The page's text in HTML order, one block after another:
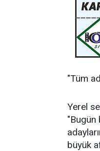
"Tüm
Yerel
"Bugün
büyük